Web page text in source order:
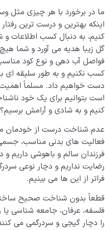
ما در برخورد با هر چیزی مثل
اینکه بهترین و درست ­ترین
کنیم، به دنبال کسب اطلاعات
گل زیبا هدیه می­ آورد و شما هیچ
فواصل آب ­دهی و نوع کود مناسب
کسب نکنیم و به طور سلیقه­ ای با
دست خواهیم داد. مسلماً
است بتوانیم برای یک خود
کنیم و به شادی و آرامش برسیم؟
عدم شناخت درست از خودمان
فعالیت­ های بدنی مناسب،
فرزندان سالم و باهوشی داریم
رضایت نداریم و دچار نوعی
فراتر از این­ ها می­ بینیم.
قطعاً بدون شناخت صحیح
فلسفه، عرفان، جامعه­ شناسی یا
را دچار گیجی و سردرگمی می­